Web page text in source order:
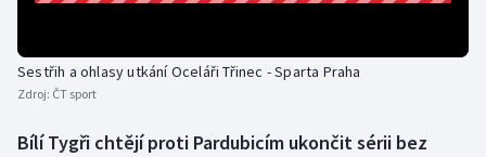
Sestřih a ohlasy utkání Oceláři Třinec - Sparta Praha
Zdroj: ČT sport
Bílí Tygři chtějí proti Pardubicím ukončit sérii bez